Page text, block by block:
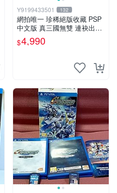
Y9199433501 132
網拍唯一 珍稀絕版收藏 PSP
中文版 真三國無雙 連袂出擊
1 MULTIRAID1
$4,990